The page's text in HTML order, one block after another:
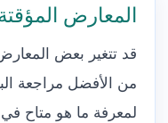
المعارض
قد تتغير بعض
من الأفضل مراجعة
لمعرفة ما هو متاح